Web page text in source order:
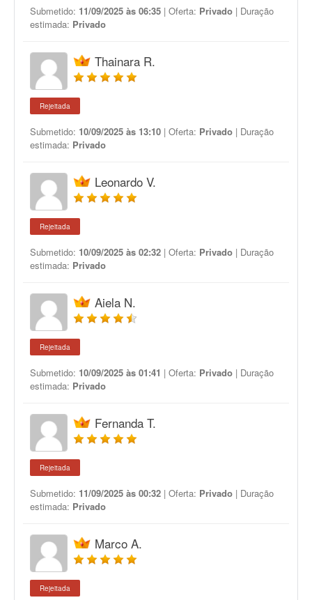
Submetido: 11/09/2025 às 06:35 | Oferta: Privado | Duração
estimada: Privado
Thainara R.
Rejeitada
Submetido: 10/09/2025 às 13:10 | Oferta: Privado | Duração
estimada: Privado
Leonardo V.
Rejeitada
Submetido: 10/09/2025 às 02:32 | Oferta: Privado | Duração
estimada: Privado
Aiela N.
Rejeitada
Submetido: 10/09/2025 às 01:41 | Oferta: Privado | Duração
estimada: Privado
Fernanda T.
Rejeitada
Submetido: 11/09/2025 às 00:32 | Oferta: Privado | Duração
estimada: Privado
Marco A.
Rejeitada